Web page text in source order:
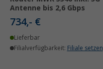
Antenne bis 2,6 Gbps
734,- €
Lieferbar
Filialverfügbarkeit: Filiale setzen